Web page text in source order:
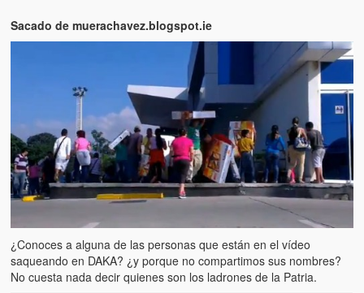
Sacado de muerachavez.blogspot.ie
¿Conoces a alguna de las personas que están en el vídeo
saqueando en DAKA? ¿y porque no compartimos sus nombres?
No cuesta nada decir quienes son los ladrones de la Patria.